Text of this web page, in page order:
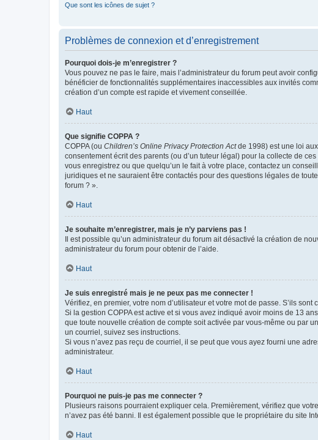
Que sont les icônes de sujet ?
Problèmes de connexion et d’enregistrement
Pourquoi dois-je m’enregistrer ?
Vous pouvez ne pas le faire, mais l’administrateur du forum peut avoir
bénéficier de fonctionnalités supplémentaires inaccessibles aux invités
création d’un compte est rapide et vivement conseillée.
Haut
Que signifie COPPA ?
COPPA (ou Children’s Online Privacy Protection Actde 1998) est une loi
consentement écrit des parents (ou d’un tuteur légal) pour la collecte de
vous enregistrez ou que quelqu’un le fait à votre place, contactez un
juridiques et ne sauraient être contactés pour des questions légales de
forum ? ».
Haut
Je souhaite m’enregistrer, mais je n’y parviens pas !
Il est possible qu’un administrateur du forum ait désactivé la création de
administrateur du forum pour obtenir de l’aide.
Haut
Je suis enregistré mais je ne peux pas me connecter !
Vérifiez, en premier, votre nom d’utilisateur et votre mot de passe. S’ils sont
Si la gestion COPPA est active et si vous avez indiqué avoir moins de 13
que toute nouvelle création de compte soit activée par vous-même ou par
un courriel, suivez ses instructions.
Si vous n’avez pas reçu de courriel, il se peut que vous ayez fourni une
administrateur.
Haut
Pourquoi ne puis-je pas me connecter ?
Plusieurs raisons pourraient expliquer cela. Premièrement, vérifiez que
n’avez pas été banni. Il est également possible que le propriétaire du site
Haut